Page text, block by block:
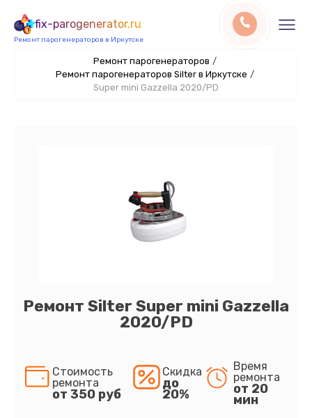
fix-parogenerator.ru
Ремонт парогенераторов в Иркутске
Ремонт парогенераторов /
Ремонт парогенераторов Silter в Иркутске /
Super mini Gazzella 2020/PD
Ремонт Silter Super mini Gazzella
2020/PD
Стоимость
ремонта
от 350 руб
Скидка
до
20%
Время
ремонта
от 20
мин